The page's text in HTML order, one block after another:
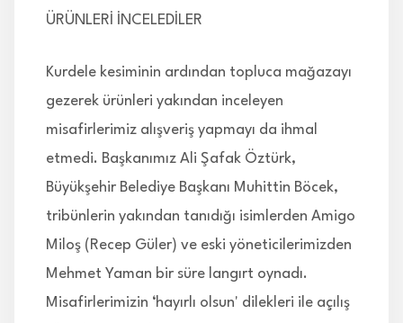
ÜRÜNLERİ İNCELEDİLER
Kurdele kesiminin ardından topluca mağazayı
gezerek ürünleri yakından inceleyen
misafirlerimiz alışveriş yapmayı da ihmal
etmedi. Başkanımız Ali Şafak Öztürk,
Büyükşehir Belediye Başkanı Muhittin Böcek,
tribünlerin yakından tanıdığı isimlerden Amigo
Miloş (Recep Güler) ve eski yöneticilerimizden
Mehmet Yaman bir süre langırt oynadı.
Misafirlerimizin ‘hayırlı olsun' dilekleri ile açılış